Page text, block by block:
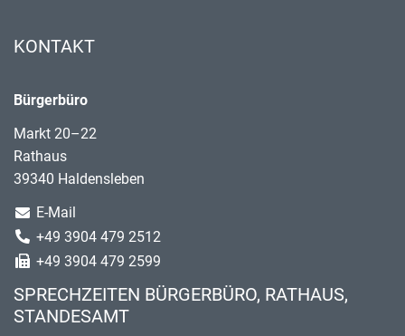
KONTAKT
Bürgerbüro
Markt 20–22
Rathaus
39340 Haldensleben
E-Mail
+49 3904 479 2512
+49 3904 479 2599
SPRECHZEITEN BÜRGERBÜRO, RATHAUS,
STANDESAMT